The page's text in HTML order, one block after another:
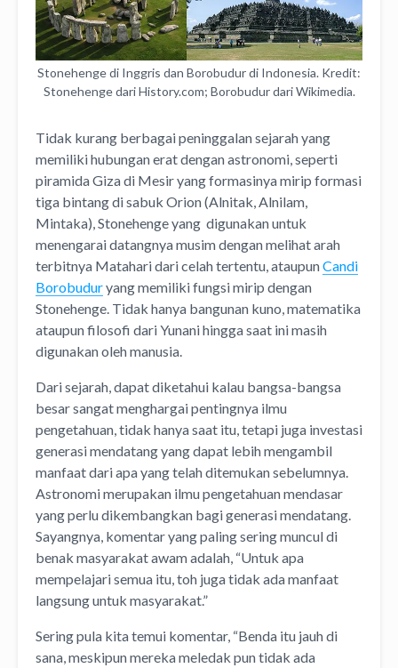
Stonehenge di Inggris dan Borobudur di Indonesia. Kredit:
Stonehenge dari History.com; Borobudur dari Wikimedia.
Tidak kurang berbagai peninggalan sejarah yang
memiliki hubungan erat dengan astronomi, seperti
piramida Giza di Mesir yang formasinya mirip formasi
tiga bintang di sabuk Orion (Alnitak, Alnilam,
Mintaka), Stonehenge yang digunakan untuk
menengarai datangnya musim dengan melihat arah
terbitnya Matahari dari celah tertentu, ataupunCandi
Borobuduryang memiliki fungsi mirip dengan
Stonehenge. Tidak hanya bangunan kuno, matematika
ataupun filosofi dari Yunani hingga saat ini masih
digunakan oleh manusia.
Dari sejarah, dapat diketahui kalau bangsa-bangsa
besar sangat menghargai pentingnya ilmu
pengetahuan, tidak hanya saat itu, tetapi juga investasi
generasi mendatang yang dapat lebih mengambil
manfaat dari apa yang telah ditemukan sebelumnya.
Astronomi merupakan ilmu pengetahuan mendasar
yang perlu dikembangkan bagi generasi mendatang.
Sayangnya, komentar yang paling sering muncul di
benak masyarakat awam adalah, “Untuk apa
mempelajari semua itu, toh juga tidak ada manfaat
langsung untuk masyarakat.”
Sering pula kita temui komentar, “Benda itu jauh di
sana, meskipun mereka meledak pun tidak ada